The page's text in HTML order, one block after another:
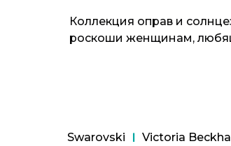
Коллекция оправ и
роскоши женщинам,
Swarovski Victoria